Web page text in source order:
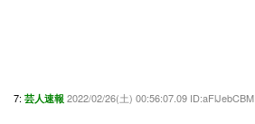
7: 芸人速報 2022/02/26(土) 00:56:07.09 ID:aFlJebCBM